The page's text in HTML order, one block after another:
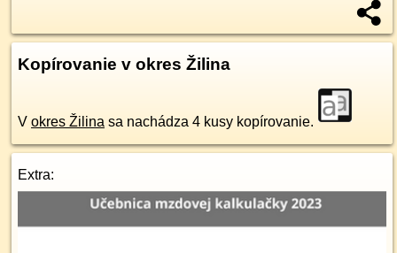
Kopírovanie v okres Žilina
V okres Žilina sa nachádza 4 kusy kopírovanie.
Extra: